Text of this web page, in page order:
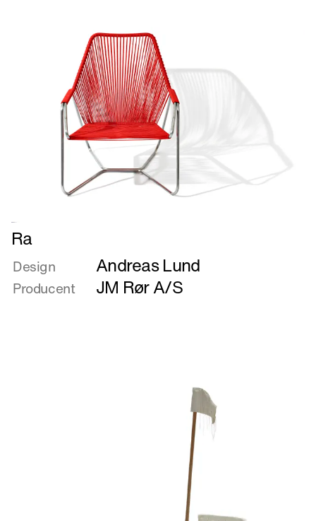
Læs
mere
om
Ra
Ra
Design Andreas Lund
Producent JM Rør A/S